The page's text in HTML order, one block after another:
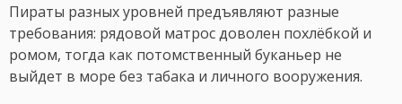
Пираты разных уровней предъявляют разные
требования: рядовой матрос доволен похлёбкой и
ромом, тогда как потомственный буканьер не
выйдет в море без табака и личного вооружения.